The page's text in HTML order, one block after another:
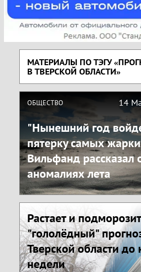
МАТЕРИАЛЫ ПО ТЭГУ
В ТВЕРСКОЙ ОБЛАСТИ»
ОБЩЕСТВО 14
"Нынешний год
пятерку самых
Вильфанд рассказал
аномалиях лета
Растает и
"гололёдный"
Тверской области до
недели